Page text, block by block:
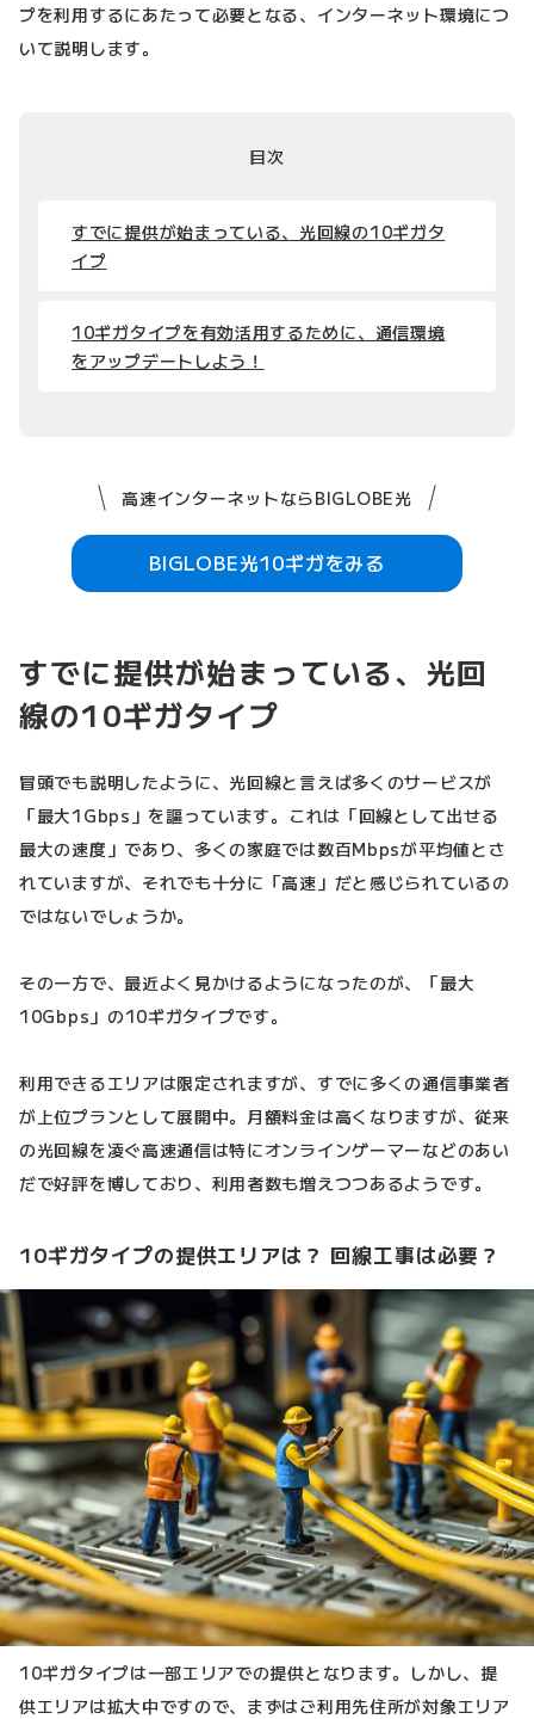
プを利用するにあたって必要となる、インターネット環境につ
いて説明します。
目次
すでに提供が始まっている、光回線の10ギガタ
イプ
10ギガタイプを有効活用するために、通信環境
をアップデートしよう！
高速インターネットならBIGLOBE光
BIGLOBE光10ギガをみる
すでに提供が始まっている、光回
線の10ギガタイプ
冒頭でも説明したように、光回線と言えば多くのサービスが
「最大1Gbps」を謳っています。これは「回線として出せる
最大の速度」であり、多くの家庭では数百Mbpsが平均値とさ
れていますが、それでも十分に「高速」だと感じられているの
ではないでしょうか。
その一方で、最近よく見かけるようになったのが、「最大
10Gbps」の10ギガタイプです。
利用できるエリアは限定されますが、すでに多くの通信事業者
が上位プランとして展開中。月額料金は高くなりますが、従来
の光回線を凌ぐ高速通信は特にオンラインゲーマーなどのあい
だで好評を博しており、利用者数も増えつつあるようです。
10ギガタイプの提供エリアは？ 回線工事は必要？
10ギガタイプは一部エリアでの提供となります。しかし、提
供エリアは拡大中ですので、まずはご利用先住所が対象エリア